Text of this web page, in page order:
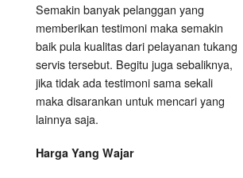
Semakin banyak pelanggan yang
memberikan testimoni maka semakin
baik pula kualitas dari pelayanan tukang
servis tersebut. Begitu juga sebaliknya,
jika tidak ada testimoni sama sekali
maka disarankan untuk mencari yang
lainnya saja.
Harga Yang Wajar